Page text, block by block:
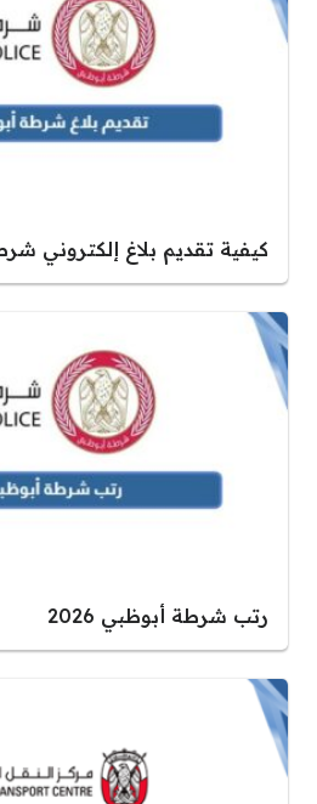
كيفية تقديم بلاغ إلكتروني
رتب شرطة أبوظبي 2026